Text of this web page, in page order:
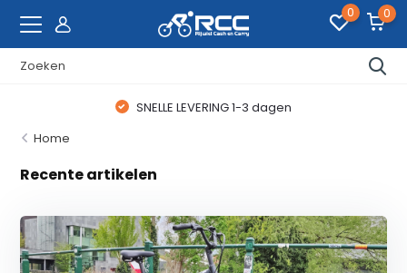
0 0
SNELLE LEVERING 1-3 dagen
Home
Recente artikelen